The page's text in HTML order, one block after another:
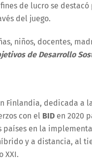
de lucro se destacó
del juego.
niños, docentes,
de Desarrollo
Finlandia, dedicada a
con el BID en 2020
países en la
y a distancia, al
XXI.